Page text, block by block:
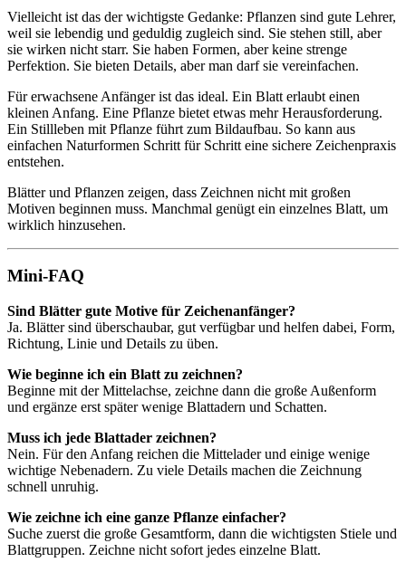
Vielleicht ist das der wichtigste Gedanke: Pflanzen sind gute Lehrer,
weil sie lebendig und geduldig zugleich sind. Sie stehen still, aber
sie wirken nicht starr. Sie haben Formen, aber keine strenge
Perfektion. Sie bieten Details, aber man darf sie vereinfachen.
Für erwachsene Anfänger ist das ideal. Ein Blatt erlaubt einen
kleinen Anfang. Eine Pflanze bietet etwas mehr Herausforderung.
Ein Stillleben mit Pflanze führt zum Bildaufbau. So kann aus
einfachen Naturformen Schritt für Schritt eine sichere Zeichenpraxis
entstehen.
Blätter und Pflanzen zeigen, dass Zeichnen nicht mit großen
Motiven beginnen muss. Manchmal genügt ein einzelnes Blatt, um
wirklich hinzusehen.
Mini-FAQ
Sind Blätter gute Motive für Zeichenanfänger?
Ja. Blätter sind überschaubar, gut verfügbar und helfen dabei, Form,
Richtung, Linie und Details zu üben.
Wie beginne ich ein Blatt zu zeichnen?
Beginne mit der Mittelachse, zeichne dann die große Außenform
und ergänze erst später wenige Blattadern und Schatten.
Muss ich jede Blattader zeichnen?
Nein. Für den Anfang reichen die Mittelader und einige wenige
wichtige Nebenadern. Zu viele Details machen die Zeichnung
schnell unruhig.
Wie zeichne ich eine ganze Pflanze einfacher?
Suche zuerst die große Gesamtform, dann die wichtigsten Stiele und
Blattgruppen. Zeichne nicht sofort jedes einzelne Blatt.